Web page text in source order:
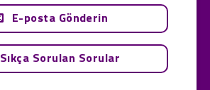
E-posta Gönderin
Sıkça Sorulan Sorular